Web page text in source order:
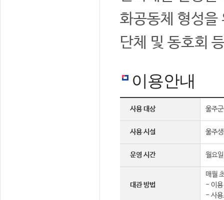
화공동체 형성을
단체 및 동호회
이용안내
사용 대상 울주
사용 시설 울주
운영 시간 월요
대관 방법
매월
- 이용
- 사용